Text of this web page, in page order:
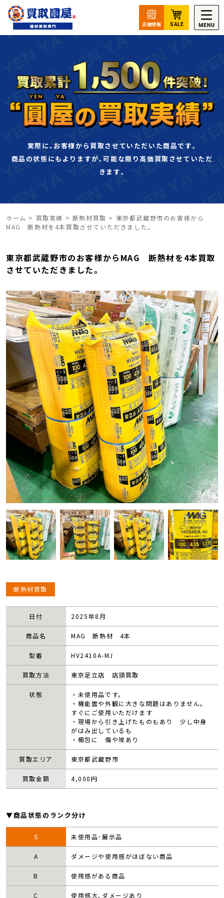
実際に､お客様から買取させていただいた商品です｡
商品の状態にもよりますが､可能な限り高価買取させていただ
きます｡
ホーム > 買取実績 > 断熱材買取 > 東京都武蔵野市のお客様から
MAG 断熱材を4本買取させていただきました。
東京都武蔵野市のお客様からMAG 断熱材を4本買取
させていただきました。
断熱材買取
日付 2025年8月
商品名 MAG 断熱材 4本
型番 HV2410A-MJ
買取方法 東京足立店 店頭買取
状態
・未使用品です。
・機能面や外観に大きな問題はありません。
すぐにご使用いただけます
・現場から引き上げたものもあり 少し中身
がはみ出しているも
・梱包に 傷や埃あり
買取エリア 東京都武蔵野市
買取金額 4,000円
▼商品状態のランク分け
S 未使用品･展示品
A ダメージや使用感がほぼない商品
B 使用感がある商品
C 使用感大､ダメージあり